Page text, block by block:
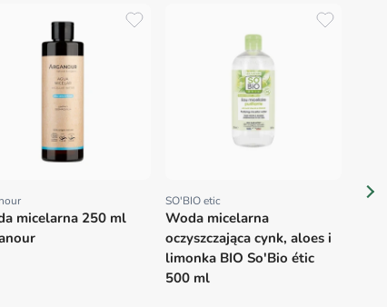
micelarna 250 ml
Proveedor:
SO'BIO etic
Woda micelarna
oczyszczająca cynk, aloes i
limonka BIO So'Bio étic
500 ml